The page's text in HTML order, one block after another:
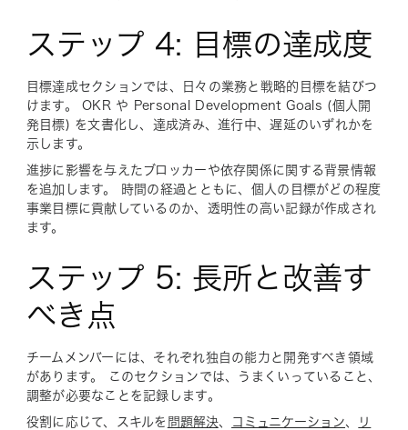
ステップ 4: 目標の達成度
目標達成セクションでは、日々の業務と戦略的目標を結びつ
けます。 OKR や Personal Development Goals (個人開
発目標) を文書化し、達成済み、進行中、遅延のいずれかを
示します。
進捗に影響を与えたブロッカーや依存関係に関する背景情報
を追加します。 時間の経過とともに、個人の目標がどの程度
事業目標に貢献しているのか、透明性の高い記録が作成され
ます。
ステップ 5: 長所と改善す
べき点
チームメンバーには、それぞれ独自の能力と開発すべき領域
があります。 このセクションでは、うまくいっていること、
調整が必要なことを記録します。
役割に応じて、スキルを 問題解決、 コミュニケーション、
リ